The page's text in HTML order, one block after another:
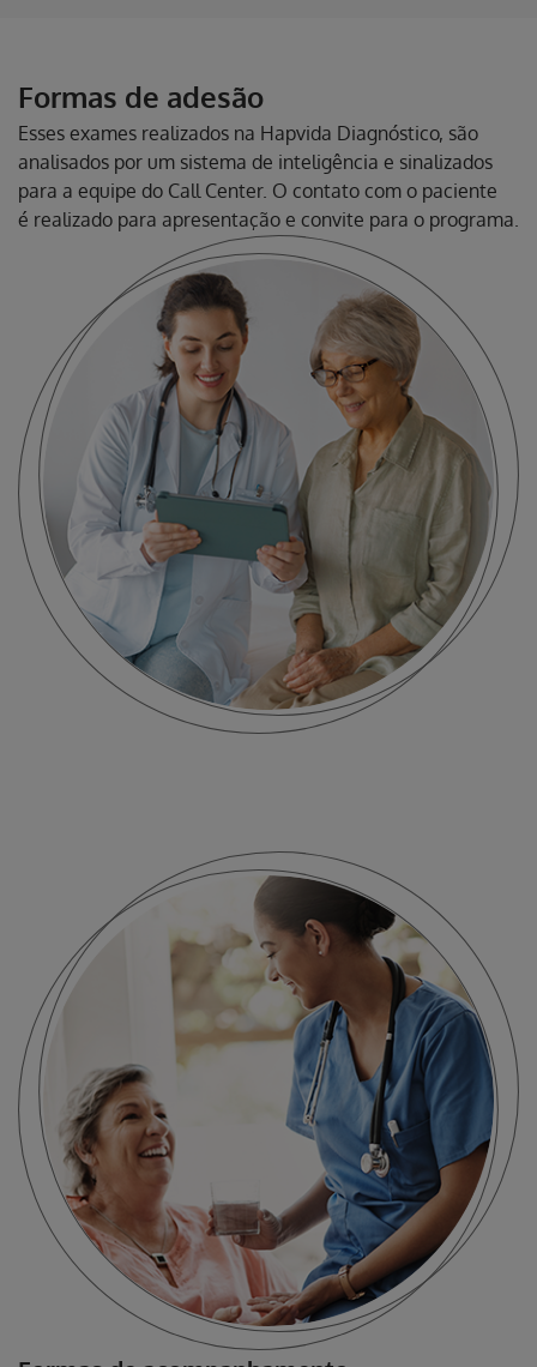
Formas de adesão
Esses exames realizados na Hapvida Diagnóstico, são
analisados por um sistema de inteligência e sinalizados
para a equipe do Call Center. O contato com o paciente
é realizado para apresentação e convite para o programa.